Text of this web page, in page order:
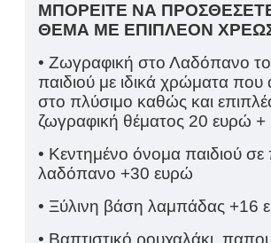
ΜΠΟΡΕΙΤΕ ΝΑ ΠΡΟΣΘΕΣΕΤΕ
ΘΕΜΑ ΜΕ ΕΠΙΠΛΕΟΝ
• Ζωγραφική στο Λαδόπανο
παιδιού με ιδικά χρώματα που
στο πλύσιμο καθώς και
ζωγραφική θέματος 20 ευρώ +
• Κεντημένο όνομα παιδιού σε
λαδόπανο +30 ευρώ
• Ξύλινη βάση λαμπάδας +16